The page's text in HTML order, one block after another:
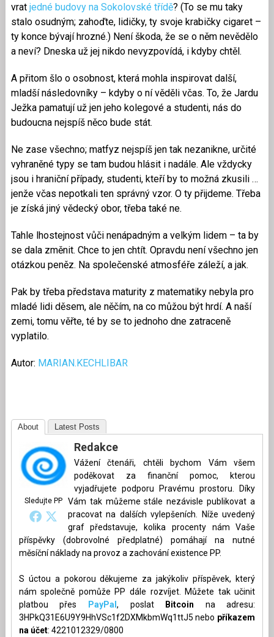
vrat jedné budovy na Sokolovské třídě? (To se mu taky
stalo osudným; zahoďte, lidičky, ty svoje krabičky cigaret –
ty konce bývají hrozné.) Není škoda, že se o něm nevědělo
a neví? Dneska už jej nikdo nevyzpovídá, i kdyby chtěl.
A přitom šlo o osobnost, která mohla inspirovat další,
mladší následovníky – kdyby o ní věděli včas. To, že Jardu
Ježka pamatují už jen jeho kolegové a studenti, nás do
budoucna nejspíš něco bude stát.
Ne zase všechno; matfyz nejspíš jen tak nezanikne, určité
vyhraněné typy se tam budou hlásit i nadále. Ale vždycky
jsou i hraniční případy, studenti, kteří by to možná zkusili …
jenže včas nepotkali ten správný vzor. O ty přijdeme. Třeba
je získá jiný vědecký obor, třeba také ne.
Tahle lhostejnost vůči nenápadným a velkým lidem – ta by
se dala změnit. Chce to jen chtít. Opravdu není všechno jen
otázkou peněz. Na společenské atmosféře záleží, a jak.
Pak by třeba představa maturity z matematiky nebyla pro
mladé lidi děsem, ale něčím, na co můžou být hrdí. A naší
zemi, tomu věřte, té by se to jednoho dne zatraceně
vyplatilo.
Autor: MARIAN.KECHLIBAR
About Latest Posts
Sledujte PP
Redakce
Vážení čtenáři, chtěli bychom Vám všem
poděkovat za finanční pomoc, kterou
vyjadřujete podporu Pravému prostoru. Díky
Vám tak můžeme stále nezávisle publikovat a
pracovat na dalších vylepšeních. Níže uvedený
graf představuje, kolika procenty nám Vaše
příspěvky (dobrovolné předplatné) pomáhají na nutné
měsíční náklady na provoz a zachování existence PP.
S úctou a pokorou děkujeme za jakýkoliv příspěvek, který
nám společně pomůže PP dále rozvíjet. Můžete tak učinit
platbou přes
PayPal , poslat Bitcoin na adresu:
3HPkQ31E6U9Y9HhVSc1f2DXMkbmWq1ttJ5 nebo příkazem
na účet: 4221012329/0800